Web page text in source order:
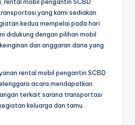
yang kami sediakan
kedua mempelai pada hari
didukung dengan pilihan mobil
dan anggaran dana yang
rental mobil pengantin SCBD
acara mendapatkan
terkait sarana transportasi
keluarga dan tamu